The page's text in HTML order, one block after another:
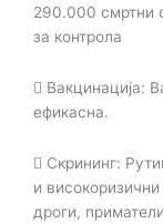
290.000 смртни
за контрола
 Вакцинација:
ефикасна.
 Скрининг:
и
дроги,